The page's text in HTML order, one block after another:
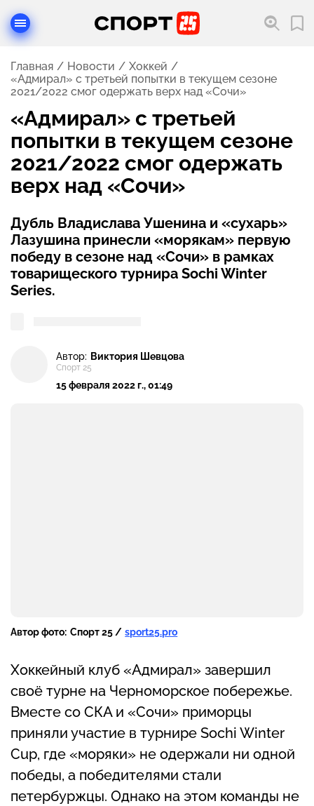
Главная Новости
Хоккей
«Адмирал» с третьей попытки в текущем сезоне
2021/2022 смог одержать верх над «Сочи»
«Адмирал» с третьей
попытки в текущем сезоне
2021/2022 смог одержать
верх над «Сочи»
Дубль Владислава Ушенина и «сухарь»
Лазушина принесли «морякам» первую
победу в сезоне над «Сочи» в рамках
товарищеского турнира Sochi Winter
Series.
Автор: Виктория Шевцова
Спорт 25
15 февраля 2022 г., 01:49
Автор фото: Спорт 25 / sport25.pro
Хоккейный клуб «Адмирал» завершил
своё турне на Черноморское побережье.
Вместе со СКА и «Сочи» приморцы
приняли участие в турнире Sochi Winter
Cup, где «моряки» не одержали ни одной
победы, а победителями стали
петербуржцы. Однако на этом команды не